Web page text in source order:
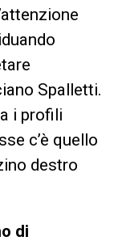
Spalletti.
i profili
c’è quello
destro
di